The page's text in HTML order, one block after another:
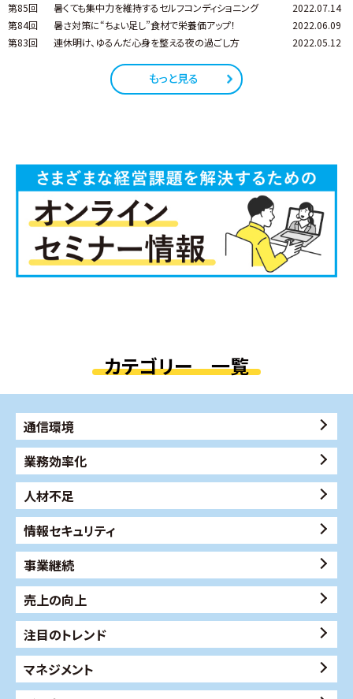
第85回
暑くても集中力を維持するセルフコンディショニング
2022.07.14
第84回
暑さ対策に“ちょい足し”食材で栄養価アップ！
2022.06.09
第83回
連休明け、ゆるんだ心身を整える夜の過ごし方 2022.05.12
もっと見る
カテゴリー 一覧
通信環境
業務効率化
人材不足
情報セキュリティ
事業継続
売上の向上
注目のトレンド
マネジメント